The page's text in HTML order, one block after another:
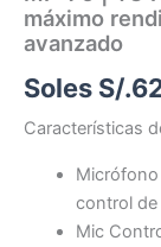
máximo
avanzado
Soles S/.
Características
control
Mic